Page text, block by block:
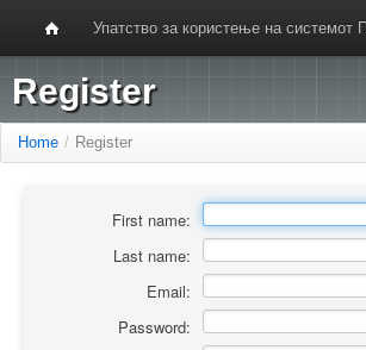
Упатство за користење на
Register
Home / Register
First name:
Last name:
Email:
Password: